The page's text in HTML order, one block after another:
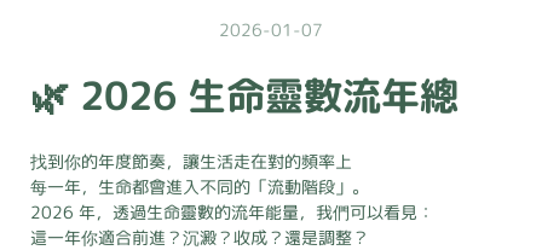
2026-01-07
🌿 2026 生命靈數流年總
找到你的年度節奏，讓生活走在對的頻率上
每一年，生命都會進入不同的「流動階段」。
2026 年，透過生命靈數的流年能量，我們可以看見：
這一年你適合前進？沉澱？收成？還是調整？